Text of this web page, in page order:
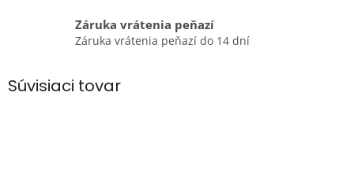
Záruka vrátenia peňazí
Záruka vrátenia peňazí do 14 dní
Súvisiaci tovar